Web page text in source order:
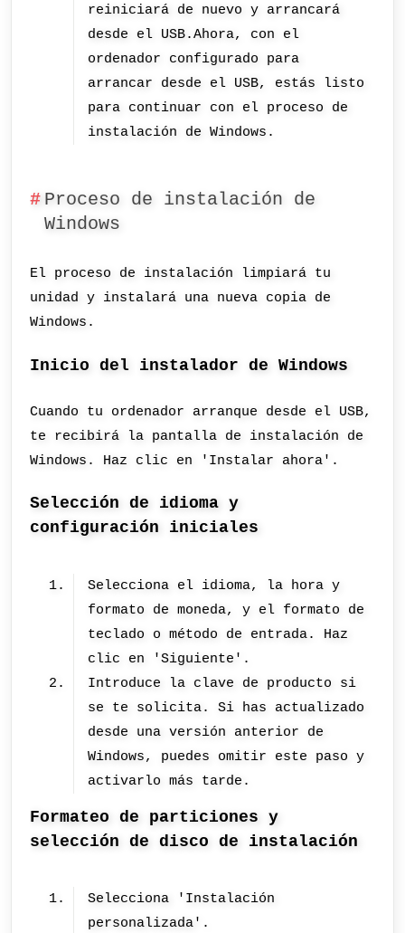
reiniciará de nuevo y arrancará
desde el USB.Ahora, con el
ordenador configurado para
arrancar desde el USB, estás listo
para continuar con el proceso de
instalación de Windows.
Proceso de instalación de
Windows
El proceso de instalación limpiará tu
unidad y instalará una nueva copia de
Windows.
Inicio del instalador de Windows
Cuando tu ordenador arranque desde el USB,
te recibirá la pantalla de instalación de
Windows. Haz clic en 'Instalar ahora'.
Selección de idioma y
configuración iniciales
Selecciona el idioma, la hora y
formato de moneda, y el formato de
teclado o método de entrada. Haz
clic en 'Siguiente'.
Introduce la clave de producto si
se te solicita. Si has actualizado
desde una versión anterior de
Windows, puedes omitir este paso y
activarlo más tarde.
Formateo de particiones y
selección de disco de instalación
Selecciona 'Instalación
personalizada'.